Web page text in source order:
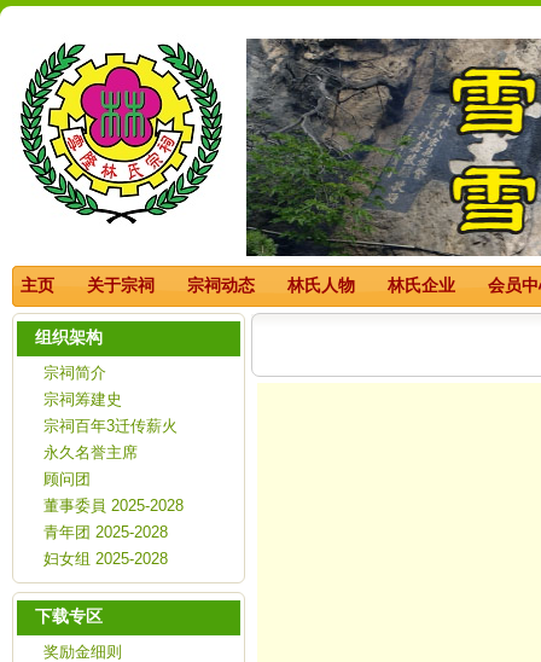
主页 关于宗祠 宗祠动态 林氏人物 林氏企业 会员
组织架构
宗祠简介
宗祠筹建史
宗祠百年3迁传薪火
永久名誉主席
顾问团
董事委員 2025-2028
青年团 2025-2028
妇女组 2025-2028
下载专区
奖励金细则